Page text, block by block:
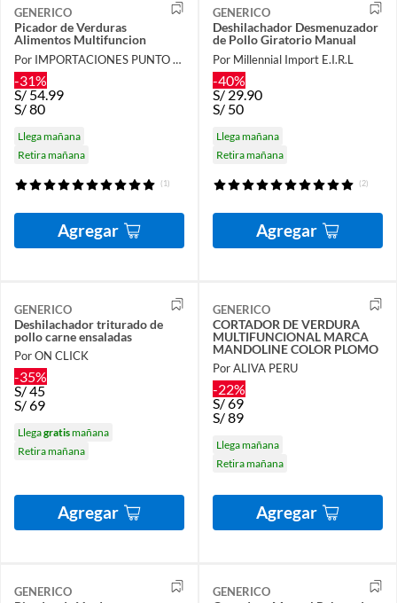
GENERICO
Picador de Verduras
Alimentos Multifuncion
Por IMPORTACIONES PUNTO SMART
-31%
S/54.99
S/80
Llega mañana
Retira mañana
(1)
Agregar
GENERICO
Deshilachador Desmenuzador
de Pollo Giratorio Manual
Por Millennial Import E.I.R.L
-40%
S/29.90
S/ 50
Llega mañana
Retira mañana
(2)
Agregar
GENERICO
Deshilachador triturado de
pollo carne ensaladas
Por ON CLICK
-35%
S/45
S/69
Llegagratismañana
Retira mañana
Agregar
GENERICO
CORTADOR DE VERDURA
MULTIFUNCIONAL MARCA
MANDOLINE COLOR PLOMO
Por ALIVA PERU
-22%
S/69
S/89
Llega mañana
Retira mañana
Agregar
GENERICO GENERICO